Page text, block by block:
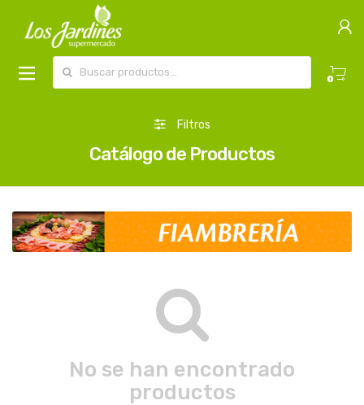
0
Filtros
Catálogo de Productos
No se han encontrado
productos